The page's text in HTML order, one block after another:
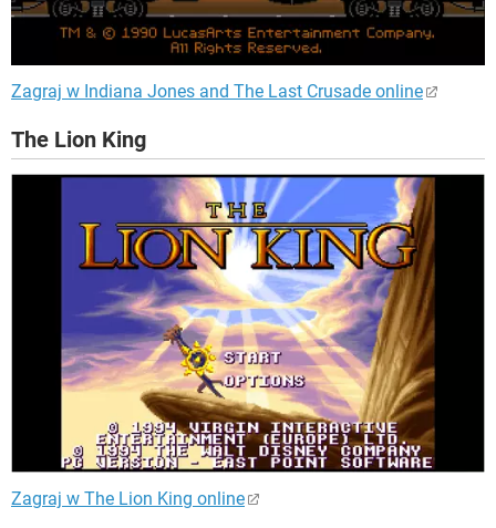
Zagraj w Indiana Jones and The Last Crusade online
The Lion King
Zagraj w The Lion King online